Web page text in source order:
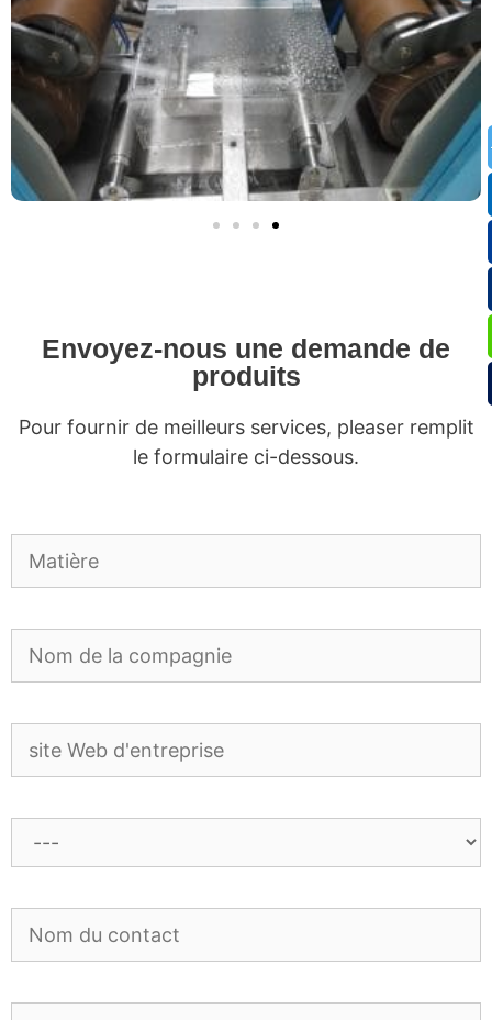
Envoyez-nous une demande de
produits
Pour fournir de meilleurs services, pleaser remplit
le formulaire ci-dessous.